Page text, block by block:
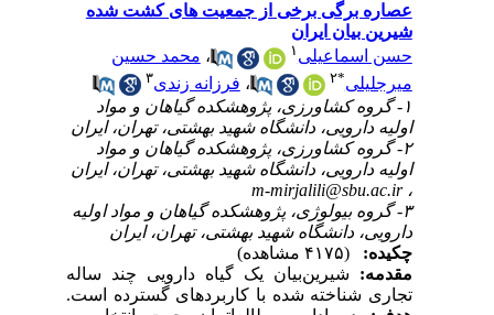
عصاره برگی برخی از جمعیت‌ های کشت شده
شیرین‌ بیان ایران
حسن اسماعیلی ۱ ،محمد حسین
میرجلیلی *۲ ،فرزانه زندی۳
۱- گروه کشاورزی، پژوهشکده گیاهان و مواد
اولیه دارویی، دانشگاه شهید بهشتی، تهران، ایران
۲- گروه کشاورزی، پژوهشکده گیاهان و مواد
اولیه دارویی، دانشگاه شهید بهشتی، تهران، ایران
m-mirjalili@sbu.ac.ir
۳- گروه بیولوژی، پژوهشکده گیاهان و مواد اولیه
دارویی، دانشگاه شهید بهشتی، تهران، ایران
چکیده:
(۴۱۷۵ مشاهده)
مقدمه:شیرین‌بیان یک گیاه دارویی چند ساله
تجاری شناخته شده با کاربردهای گسترده است.